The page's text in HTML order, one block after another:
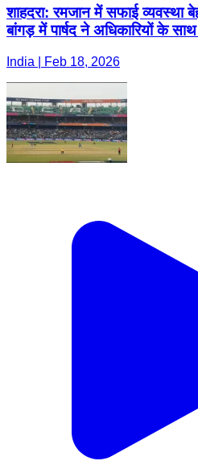
शाहदरा: रमजान में सफाई व्यवस्था
बांगड़ में पार्षद ने अधिकारियों के
India | Feb 18, 2026